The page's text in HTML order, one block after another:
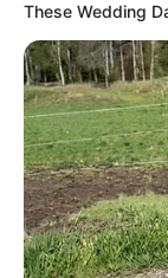
These Wedding